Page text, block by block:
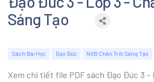
Sáng Tạo
Sách Bài Học Đạo Đức NXB Chân Trời Sáng Tạo
Xem chi tiết file PDF sách Đạo Đức 3 -